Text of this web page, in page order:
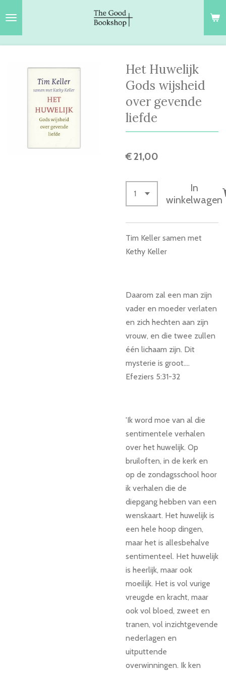
hoofdinhoud
Het Huwelijk
Gods wijsheid
over gevende
liefde
€ 21,00
In
winkelwagen
Tim Keller samen met
Kethy Keller
Daarom zal een man zijn
vader en moeder verlaten
en zich hechten aan zijn
vrouw, en die twee zullen
één lichaam zijn. Dit
mysterie is groot....
Efeziers 5:31-32
'Ik word moe van al die
sentimentele verhalen
over het huwelijk. Op
bruiloften, in de kerk en
op de zondagsschool hoor
ik verhalen die de
diepgang hebben van een
wenskaart. Het huwelijk is
een hele hoop dingen,
maar het is allesbehalve
sentimenteel. Het huwelijk
is heerlijk, maar ook
moeilijk. Het is vol vurige
vreugde en kracht, maar
ook vol bloed, zweet en
tranen, vol inzichtgevende
nederlagen en
uitputtende
overwinningen. Ik ken